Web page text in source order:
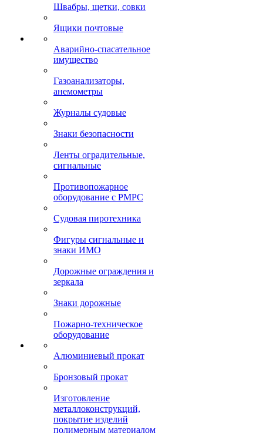
Швабры, щетки, совки
Ящики почтовые
Аварийно-спасательное
имущество
Газоанализаторы,
анемометры
Журналы судовые
Знаки безопасности
Ленты оградительные,
сигнальные
Противопожарное
оборудование с РМРС
Судовая пиротехника
Фигуры сигнальные и
знаки ИМО
Дорожные ограждения и
зеркала
Знаки дорожные
Пожарно-техническое
оборудование
Алюминиевый прокат
Бронзовый прокат
Изготовление
металлоконструкций,
покрытие изделий
полимерным материалом